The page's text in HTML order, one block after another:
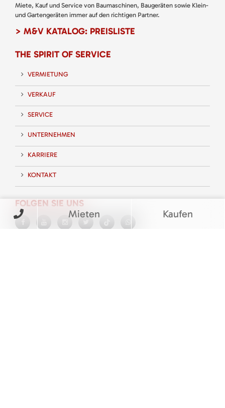
Miete, Kauf und Service von Baumaschinen, Baugeräten sowie Klein-
und Gartengeräten immer auf den richtigen Partner.
> M&V KATALOG: PREISLISTE
THE SPIRIT OF SERVICE
VERMIETUNG
VERKAUF
SERVICE
UNTERNEHMEN
KARRIERE
KONTAKT
FOLGEN SIE UNS
Mieten Kaufen